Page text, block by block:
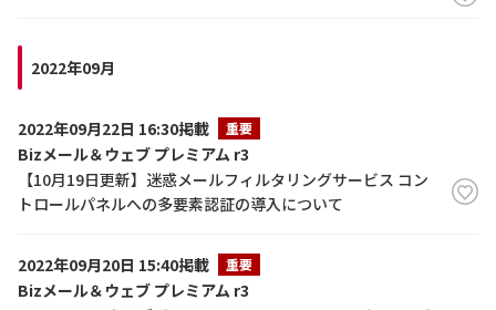
2022年09月
2022年09月22日 16:30掲載 重要
Bizメール＆ウェブ プレミアム r3
【10月19日更新】迷惑メールフィルタリングサービス コン
トロールパネルへの多要素認証の導入について
2022年09月20日 15:40掲載 重要
Bizメール＆ウェブ プレミアム r3